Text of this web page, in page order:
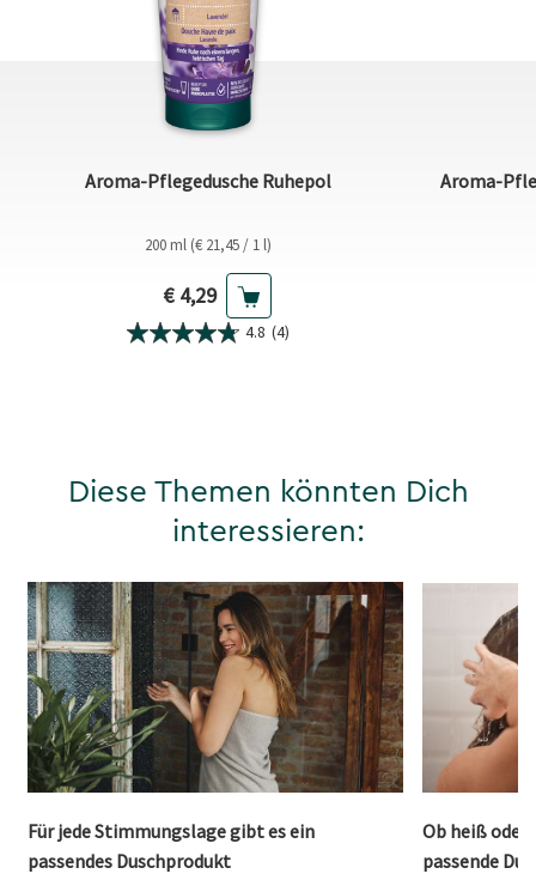
Aroma-Pflegedusche Ruhepol
200 ml (€ 21,45 / 1 l)
Aktueller Preis
€ 4,29
4.8 (4)
Aroma-
Diese Themen könnten Dich
interessieren:
Für jede Stimmungslage gibt es ein
passendes Duschprodukt
Ob heiß oder
passende